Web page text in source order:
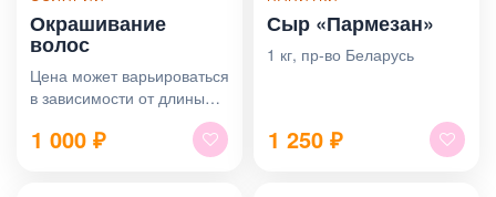
Окрашивание
волос
Цена может варьироваться
в зависимости от длины
1 000 ₽
Сыр «Пармезан»
1 кг, пр-во Беларусь
1 250 ₽